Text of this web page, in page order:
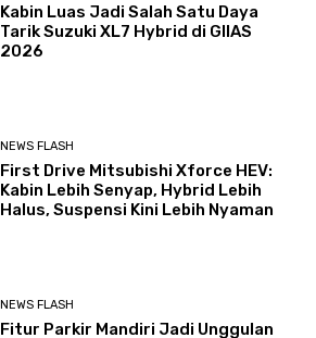
Kabin Luas Jadi Salah Satu Daya
Tarik Suzuki XL7 Hybrid di GIIAS
2026
NEWS FLASH
First Drive Mitsubishi Xforce HEV:
Kabin Lebih Senyap, Hybrid Lebih
Halus, Suspensi Kini Lebih Nyaman
NEWS FLASH
Fitur Parkir Mandiri Jadi Unggulan